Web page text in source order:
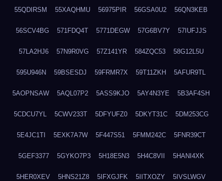
55QDIRSM 55XAQHMU 56975PIR 56GSA0U2 56QN3KEB
56SCV4BG 571FDQ4T 5771DEGW 57G6BV7Y 57IUFJJS
57LA2HJ6 57N9R0VG 57Z141YR 584ZQC53 58G12L5U
595U946N 59BSESDJ 59FRMR7X 59T11ZKH 5AFUR9TL
5AOPNSAW 5AQL07P2 5ASS9KJO 5AY4N3YE 5B3AF4SH
5CDCU7YL 5CWV233T 5DFYUFZ0 5DKYT31C 5DM253CG
5E4JC1TI 5EXK7A7W 5F447S51 5FMM242C 5FNR39CT
5GEF3377 5GYKO7P3 5H18E5N3 5H4C8VII 5HANI4XK
5HER0XEV 5HNS21Z8 5IFXGJFK 5IITXOZY 5IVSLWGV